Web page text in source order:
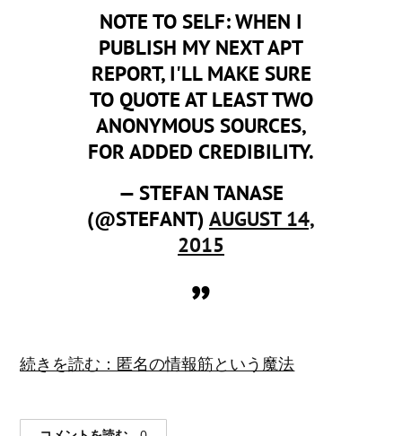
NOTE TO SELF: WHEN I
PUBLISH MY NEXT APT
REPORT, I'LL MAKE SURE
TO QUOTE AT LEAST TWO
ANONYMOUS SOURCES,
FOR ADDED CREDIBILITY.
— STEFAN TANASE
(@STEFANT) AUGUST 14,
2015
続きを読む：匿名の情報筋という魔法